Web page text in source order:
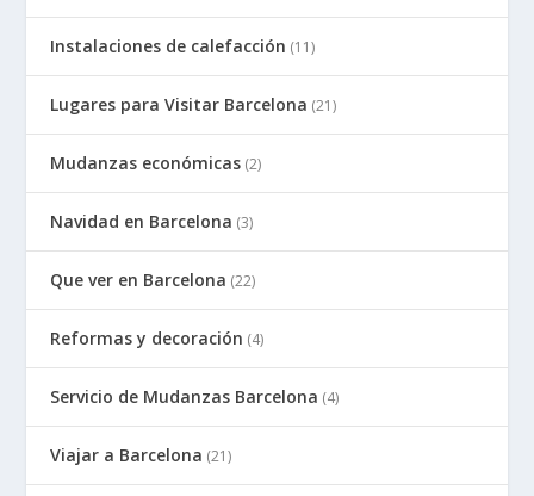
Instalaciones de calefacción (11)
Lugares para Visitar Barcelona (21)
Mudanzas económicas (2)
Navidad en Barcelona (3)
Que ver en Barcelona (22)
Reformas y decoración (4)
Servicio de Mudanzas Barcelona (4)
Viajar a Barcelona (21)